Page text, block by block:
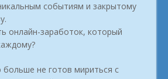
событиям и закрытому
онлайн-заработок, который
больше не готов мириться с